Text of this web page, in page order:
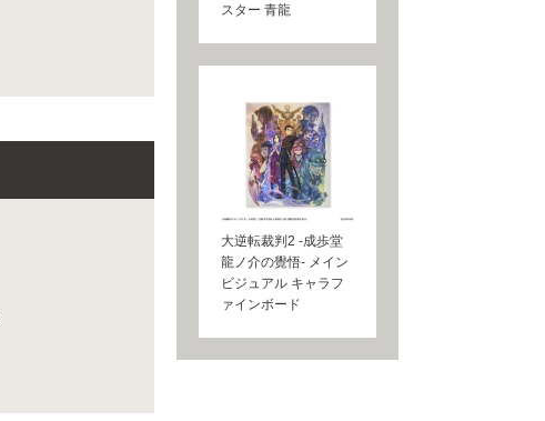
スター 青龍
大逆転裁判2 -成歩堂
龍ノ介の覺悟- メイン
ビジュアル キャラフ
ァインボード